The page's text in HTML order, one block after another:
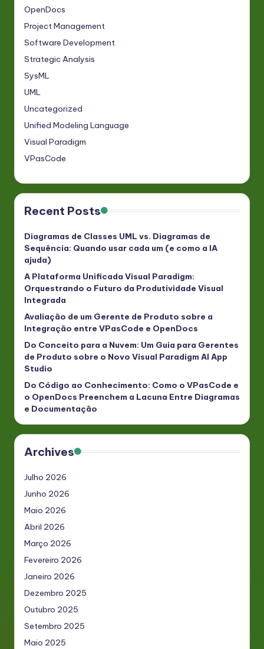
OpenDocs
Project Management
Software Development
Strategic Analysis
SysML
UML
Uncategorized
Unified Modeling Language
Visual Paradigm
VPasCode
Recent Posts
Diagramas de Classes UML vs. Diagramas de
Sequência: Quando usar cada um (e como a IA
ajuda)
A Plataforma Unificada Visual Paradigm:
Orquestrando o Futuro da Produtividade Visual
Integrada
Avaliação de um Gerente de Produto sobre a
Integração entre VPasCode e OpenDocs
Do Conceito para a Nuvem: Um Guia para Gerentes
de Produto sobre o Novo Visual Paradigm AI App
Studio
Do Código ao Conhecimento: Como o VPasCode e
o OpenDocs Preenchem a Lacuna Entre Diagramas
e Documentação
Archives
Julho 2026
Junho 2026
Maio 2026
Abril 2026
Março 2026
Fevereiro 2026
Janeiro 2026
Dezembro 2025
Outubro 2025
Setembro 2025
Maio 2025